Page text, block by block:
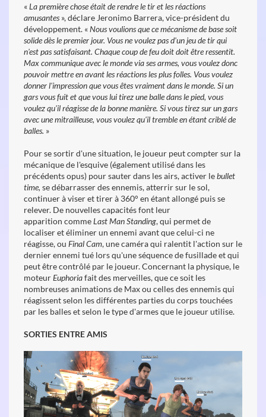
«La première chose était de rendre le tir et les réactions
amusantes », déclare Jeronimo Barrera, vice-président du
développement. «Nous voulions que ce mécanisme de base soit
solide dès le premier jour. Vous ne voulez pas d'un jeu de tir qui
n'est pas satisfaisant. Chaque coup de feu doit doit être ressentit.
Max communique avec le monde via ses armes, vous voulez donc
pouvoir mettre en avant les réactions les plus folles. Vous voulez
donner l'impression que vous êtes vraiment dans le monde. Si un
gars vous fuit et que vous lui tirez une balle dans le pied, vous
voulez qu'il réagisse de la bonne manière. Si vous tirez sur un gars
avec une mitrailleuse, vous voulez qu'il tremble en étant criblé de
balles. »
Pour se sortir d'une situation, le joueur peut compter sur la
mécanique de l'esquive (également utilisé dans les
précédents opus) pour sauter dans les airs, activer lebullet
time, se débarrasser des ennemis, atterrir sur le sol,
continuer à viser et tirer à 360° en étant allongé puis se
relever. De nouvelles capacités font leur
apparition commeLast Man Standing,qui permet de
localiser et éliminer un ennemi avant que celui-ci ne
réagisse, ou Final Cam, une caméra qui ralentit l'action sur le
dernier ennemi tué lors qu'une séquence de fusillade et qui
peut être contrôlé par le joueur. Concernant la physique, le
moteurEuphoriafait des merveilles, que ce soit les
nombreuses animations de Max ou celles des ennemis qui
réagissent selon les différentes parties du corps touchées
par les balles et selon le type d'armes que le joueur utilise.
SORTIES ENTRE AMIS